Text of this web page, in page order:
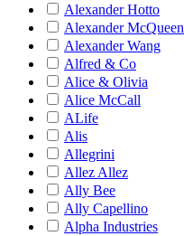
Alexander Hotto
Alexander McQueen
Alexander Wang
Alfred & Co
Alice & Olivia
Alice McCall
ALife
Alis
Allegrini
Allez Allez
Ally Bee
Ally Capellino
Alpha Industries